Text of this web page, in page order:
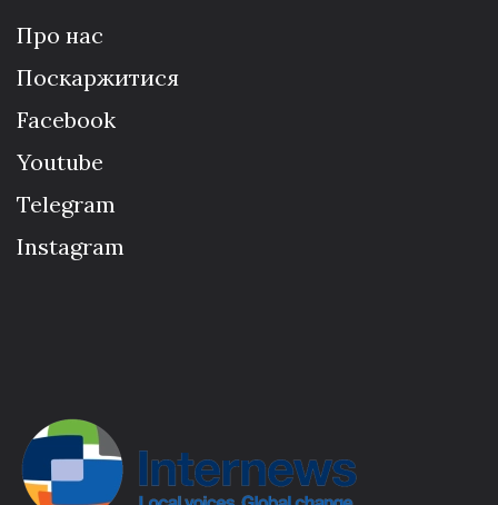
Про нас
Поскаржитися
Facebook
Youtube
Telegram
Instagram